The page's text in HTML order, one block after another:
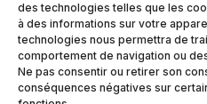
des technologies telles que les
à des informations sur votre
technologies nous permettra de
comportement de navigation ou
Ne pas consentir ou retirer son
conséquences négatives sur